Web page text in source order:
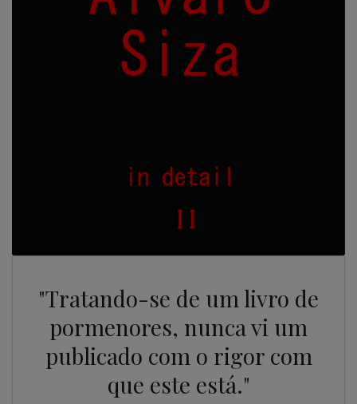
"Tratando-se de um livro de
pormenores, nunca vi um
publicado com o rigor com
que este está."